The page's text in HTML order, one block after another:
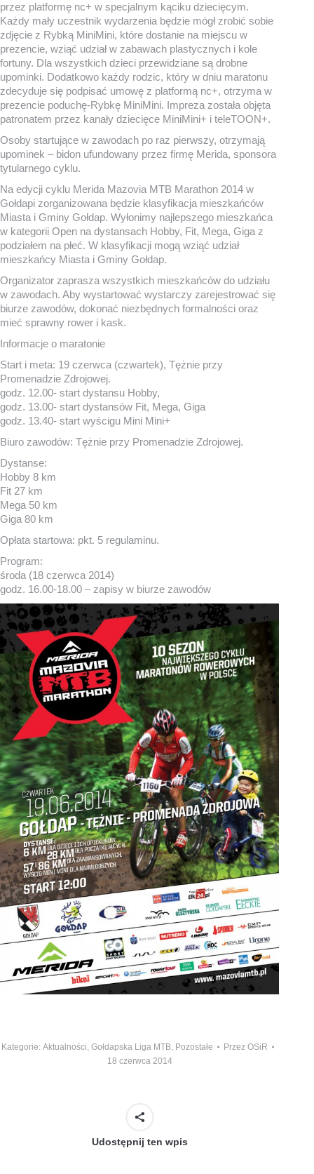
przez platformę nc+ w specjalnym kąciku dziecięcym.
Każdy mały uczestnik wydarzenia będzie mógł zrobić sobie
zdjęcie z Rybką MiniMini, które dostanie na miejscu w
prezencie, wziąć udział w zabawach plastycznych i kole
fortuny. Dla wszystkich dzieci przewidziane są drobne
upominki. Dodatkowo każdy rodzic, który w dniu maratonu
zdecyduje się podpisać umowę z platformą nc+, otrzyma w
prezencie poduchę-Rybkę MiniMini. Impreza została objęta
patronatem przez kanały dziecięce MiniMini+ i teleTOON+.
Osoby startujące w zawodach po raz pierwszy, otrzymają
upominek – bidon ufundowany przez firmę Merida, sponsora
tytularnego cyklu.
Na edycji cyklu Merida Mazovia MTB Marathon 2014 w
Gołdapi zorganizowana będzie klasyfikacja mieszkańców
Miasta i Gminy Gołdap. Wyłonimy najlepszego mieszkańca
w kategorii Open na dystansach Hobby, Fit, Mega, Giga z
podziałem na płeć. W klasyfikacji mogą wziąć udział
mieszkańcy Miasta i Gminy Gołdap.
Organizator zaprasza wszystkich mieszkańców do udziału
w zawodach. Aby wystartować wystarczy zarejestrować się
biurze zawodów, dokonać niezbędnych formalności oraz
mieć sprawny rower i kask.
Informacje o maratonie
Start i meta: 19 czerwca (czwartek), Tężnie przy
Promenadzie Zdrojowej.
godz. 12.00- start dystansu Hobby,
godz. 13.00- start dystansów Fit, Mega, Giga
godz. 13.40- start wyścigu Mini Mini+
Biuro zawodów: Tężnie przy Promenadzie Zdrojowej.
Dystanse:
Hobby 8 km
Fit 27 km
Mega 50 km
Giga 80 km
Opłata startowa: pkt. 5 regulaminu.
Program:
środa (18 czerwca 2014)
godz. 16.00-18.00 – zapisy w biurze zawodów
Kategorie: Aktualności, Gołdapska Liga MTB, Pozostałe Przez OSiR
18 czerwca 2014
Udostępnij ten wpis